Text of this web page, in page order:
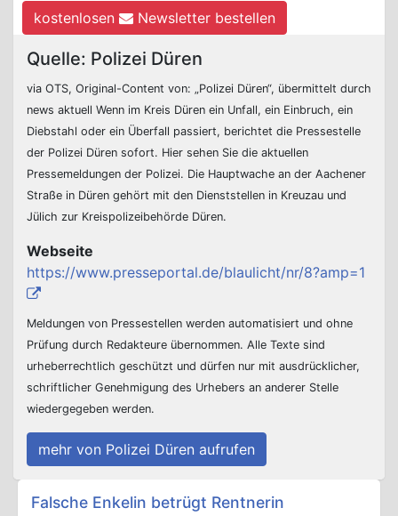
kostenlosen
Newsletter bestellen
Quelle: Polizei Düren
via OTS, Original-Content von: „Polizei Düren“, übermittelt durch
news aktuell Wenn im Kreis Düren ein Unfall, ein Einbruch, ein
Diebstahl oder ein Überfall passiert, berichtet die Pressestelle
der Polizei Düren sofort. Hier sehen Sie die aktuellen
Pressemeldungen der Polizei. Die Hauptwache an der Aachener
Straße in Düren gehört mit den Dienststellen in Kreuzau und
Jülich zur Kreispolizeibehörde Düren.
Webseite
https://www.presseportal.de/blaulicht/nr/8?amp=1
Meldungen von Pressestellen werden automatisiert und ohne
Prüfung durch Redakteure übernommen. Alle Texte sind
urheberrechtlich geschützt und dürfen nur mit ausdrücklicher,
schriftlicher Genehmigung des Urhebers an anderer Stelle
wiedergegeben werden.
mehr von Polizei Düren aufrufen
Beitrags-Navigation
Falsche Enkelin betrügt Rentnerin